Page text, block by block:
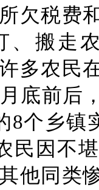
欠税费
、搬走
农民
底前后
8个乡镇
民因不
他同